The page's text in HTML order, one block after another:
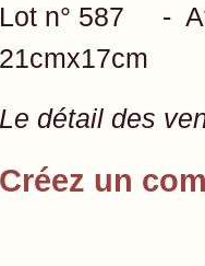
Lot n° 587 -
21cmx17cm
Le détail des
Créez un